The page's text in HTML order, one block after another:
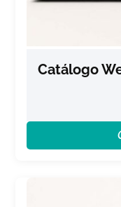
Catálogo